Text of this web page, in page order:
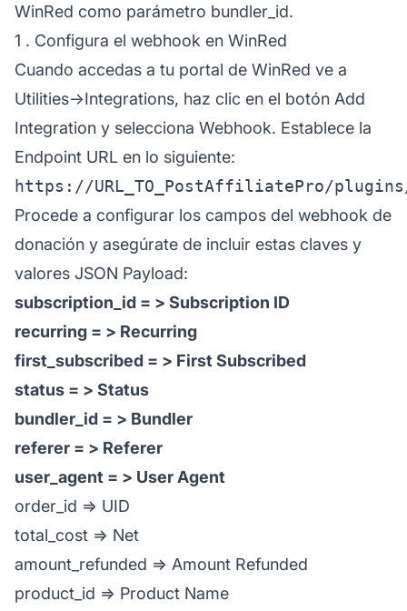
WinRed como parámetro bundler_id.
1 . Configura el webhook en WinRed
Cuando accedas a tu portal de WinRed ve a
Utilities->Integrations, haz clic en el botón Add
Integration y selecciona Webhook. Establece la
Endpoint URL en lo siguiente:
Procede a configurar los campos del webhook de
donación y asegúrate de incluir estas claves y
valores JSON Payload:
subscription_id = > Subscription ID
recurring = > Recurring
first_subscribed = > First Subscribed
status = > Status
bundler_id = > Bundler
referer = > Referer
user_agent = > User Agent
order_id => UID
total_cost => Net
amount_refunded => Amount Refunded
product_id => Product Name